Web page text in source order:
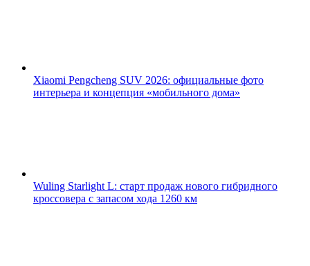
Xiaomi Pengcheng SUV 2026: официальные фото
интерьера и концепция «мобильного дома»
Wuling Starlight L: старт продаж нового гибридного
кроссовера с запасом хода 1260 км